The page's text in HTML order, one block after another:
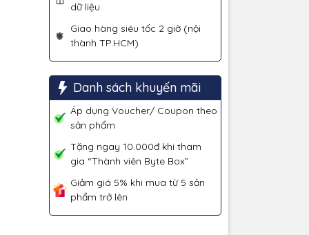
dữ liệu
Giao hàng siêu tốc 2 giờ (nội
thành TP.HCM)
Danh sách khuyến mãi
Áp dụng Voucher/ Coupon theo
sản phẩm
Tặng ngay 10.000đ khi tham
gia “Thành viên Byte Box”
Giảm giá 5% khi mua từ 5 sản
phẩm trở lên